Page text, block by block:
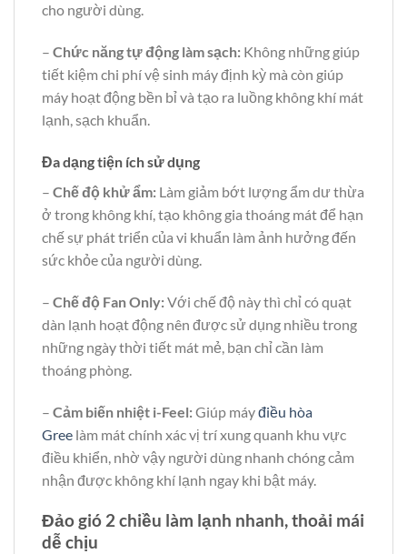
cho người dùng.
– Chức năng tự động làm sạch: Không những giúp
tiết kiệm chi phí vệ sinh máy định kỳ mà còn giúp
máy hoạt động bền bỉ và tạo ra luồng không khí mát
lạnh, sạch khuẩn.
Đa dạng tiện ích sử dụng
– Chế độ khử ẩm: Làm giảm bớt lượng ẩm dư thừa
ở trong không khí, tạo không gia thoáng mát để hạn
chế sự phát triển của vi khuẩn làm ảnh hưởng đến
sức khỏe của người dùng.
– Chế độ Fan Only:Với chế độ này thì chỉ có quạt
dàn lạnh hoạt động nên được sử dụng nhiều trong
những ngày thời tiết mát mẻ, bạn chỉ cần làm
thoáng phòng.
– Cảm biến nhiệt i-Feel:Giúp máyđiều hòa
Gree làm mát chính xác vị trí xung quanh khu vực
điều khiển, nhờ vậy người dùng nhanh chóng cảm
nhận được không khí lạnh ngay khi bật máy.
Đảo gió 2 chiều làm lạnh nhanh, thoải mái
dễ chịu